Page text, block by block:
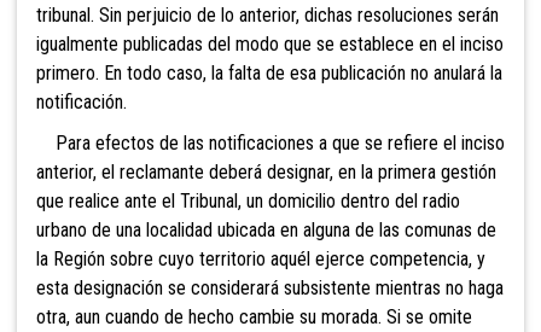
tribunal. Sin perjuicio de lo anterior, dichas resoluciones serán
igualmente publicadas del modo que se establece en el inciso
primero. En todo caso, la falta de esa publicación no anulará la
notificación.
Para efectos de las notificaciones a que se refiere el inciso
anterior, el reclamante deberá designar, en la primera gestión
que realice ante el Tribunal, un domicilio dentro del radio
urbano de una localidad ubicada en alguna de las comunas de
la Región sobre cuyo territorio aquél ejerce competencia, y
esta designación se considerará subsistente mientras no haga
otra, aun cuando de hecho cambie su morada. Si se omite